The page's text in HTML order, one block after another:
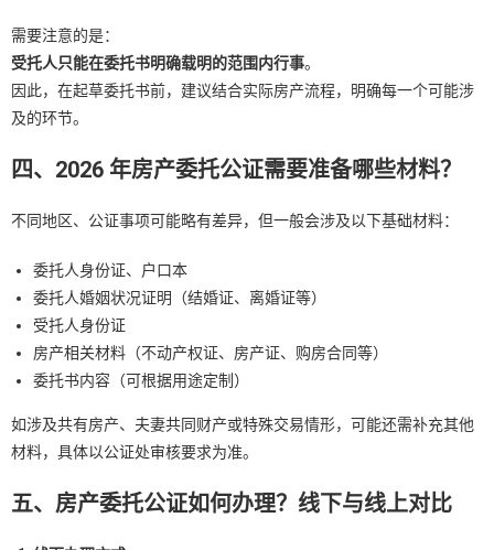
需要注意的是：
受托人只能在委托书明确载明的范围内行事。
因此，在起草委托书前，建议结合实际房产流程，明确每一个可能涉
及的环节。
四、2026 年房产委托公证需要准备哪些材料？
不同地区、公证事项可能略有差异，但一般会涉及以下基础材料：
委托人身份证、户口本
委托人婚姻状况证明（结婚证、离婚证等）
受托人身份证
房产相关材料（不动产权证、房产证、购房合同等）
委托书内容（可根据用途定制）
如涉及共有房产、夫妻共同财产或特殊交易情形，可能还需补充其他
材料，具体以公证处审核要求为准。
五、房产委托公证如何办理？线下与线上对比